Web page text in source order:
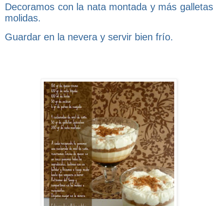
Decoramos con la nata montada y más galletas
molidas.
Guardar en la nevera y servir bien frío.